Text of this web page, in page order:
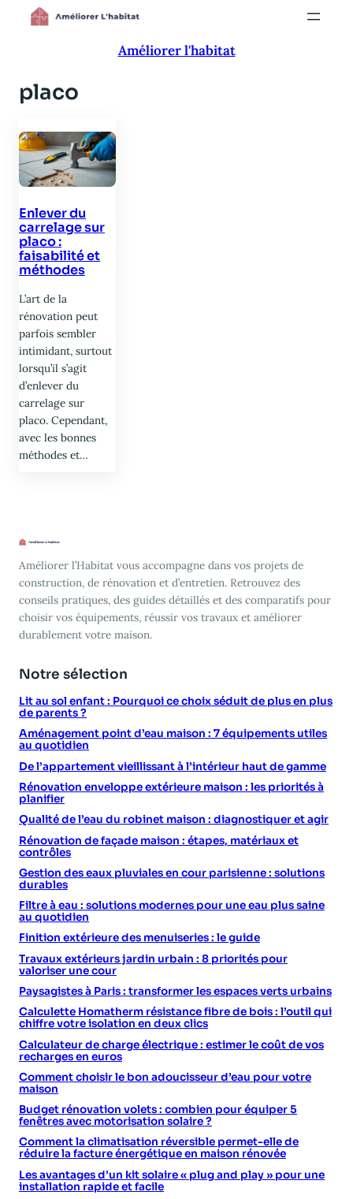
Aller
Améliorer l'habitat
placo
Enlever du
carrelage sur
placo :
faisabilité et
méthodes
L’art de la
rénovation peut
parfois sembler
intimidant, surtout
lorsqu’il s’agit
d’enlever du
carrelage sur
placo. Cependant,
avec les bonnes
méthodes et…
Améliorer l’Habitat vous accompagne dans vos projets de
construction, de rénovation et d’entretien. Retrouvez des
conseils pratiques, des guides détaillés et des comparatifs pour
choisir vos équipements, réussir vos travaux et améliorer
durablement votre maison.
Notre sélection
Lit au sol enfant : Pourquoi ce choix séduit de plus en plus
de parents ?
Aménagement point d’eau maison : 7 équipements utiles
au quotidien
De l’appartement vieillissant à l’intérieur haut de gamme
Rénovation enveloppe extérieure maison : les priorités à
planifier
Qualité de l’eau du robinet maison : diagnostiquer et agir
Rénovation de façade maison : étapes, matériaux et
contrôles
Gestion des eaux pluviales en cour parisienne : solutions
durables
Filtre à eau : solutions modernes pour une eau plus saine
au quotidien
Finition extérieure des menuiseries : le guide
Travaux extérieurs jardin urbain : 8 priorités pour
valoriser une cour
Paysagistes à Paris : transformer les espaces verts urbains
Calculette Homatherm résistance fibre de bois : l’outil qui
chiffre votre isolation en deux clics
Calculateur de charge électrique : estimer le coût de vos
recharges en euros
Comment choisir le bon adoucisseur d’eau pour votre
maison
Budget rénovation volets : combien pour équiper 5
fenêtres avec motorisation solaire ?
Comment la climatisation réversible permet-elle de
réduire la facture énergétique en maison rénovée
Les avantages d’un kit solaire « plug and play » pour une
installation rapide et facile